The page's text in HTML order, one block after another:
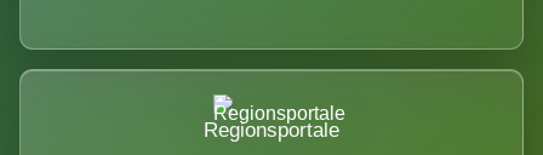
Regionsportale